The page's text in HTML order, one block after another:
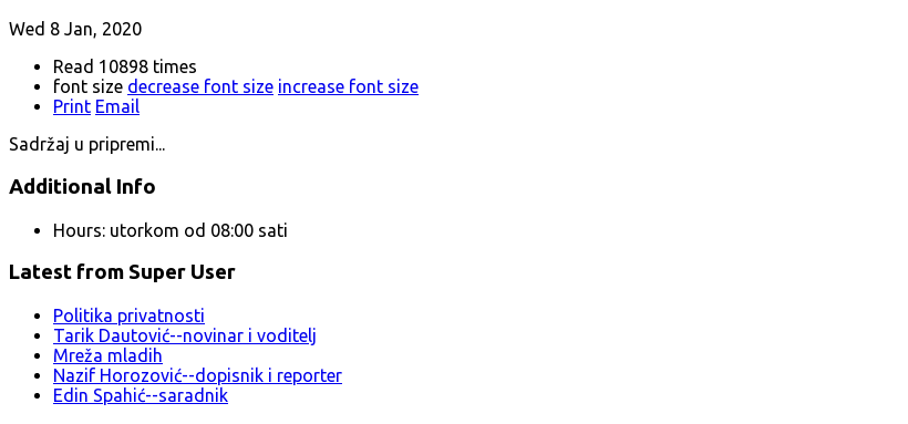
Wed 8 Jan, 2020
Read 10898 times
font size decrease font size increase font size
Print Email
Sadržaj u pripremi...
Additional Info
Hours: utorkom od 08:00 sati
Latest from Super User
Politika privatnosti
Tarik Dautović--novinar i voditelj
Mreža mladih
Nazif Horozović--dopisnik i reporter
Edin Spahić--saradnik